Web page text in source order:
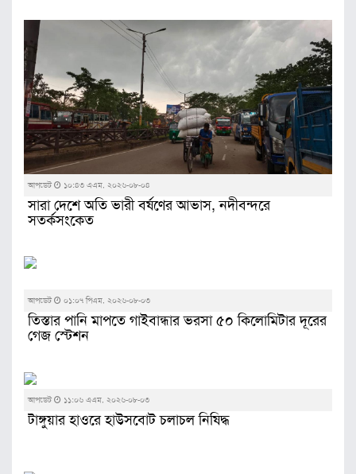
আপডেট ১০:৪৩ এএম, ২০২৬-০৮-০৪
সারা দেশে অতি ভারী বর্ষণের আভাস, নদীবন্দরে
সতর্কসংকেত
আপডেট ০১:০৭ পিএম, ২০২৬-০৮-০৩
তিস্তার পানি মাপতে গাইবান্ধার ভরসা ৫০ কিলোমিটার দূরের
গেজ স্টেশন
আপডেট ১১:০৬ এএম, ২০২৬-০৮-০৩
টাঙ্গুয়ার হাওরে হাউসবোট চলাচল নিষিদ্ধ